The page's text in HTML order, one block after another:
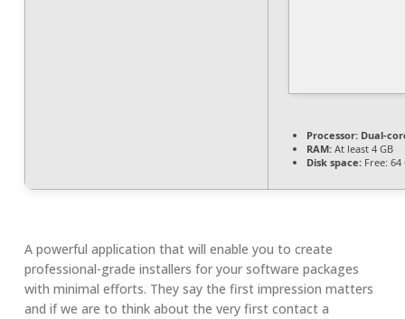
Processor:Dual-
RAM:At least 4 GB
Disk space:Free: 64
A powerful application that will enable you to create
professional-grade installers for your software packages
with minimal efforts. They say the first impression matters
and if we are to think about the very first contact a